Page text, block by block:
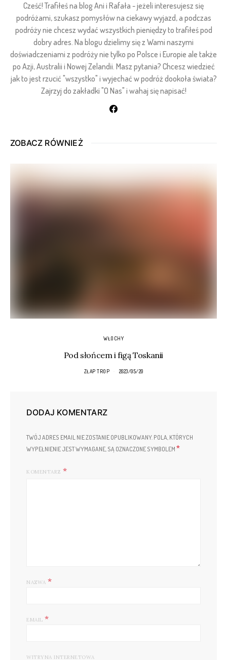
Cześć! Trafiłeś na blog Ani i Rafała - jeżeli interesujesz się
podróżami, szukasz pomysłów na ciekawy wyjazd, a podczas
podróży nie chcesz wydać wszystkich pieniędzy to trafiłeś pod
dobry adres. Na blogu dzielimy się z Wami naszymi
doświadczeniami z podróży nie tylko po Polsce i Europie ale także
po Azji, Australii i Nowej Zelandii. Masz pytania? Chcesz wiedzieć
jak to jest rzucić "wszystko" i wyjechać w podróż dookoła świata?
Zajrzyj do zakładki "O Nas" i wahaj się napisać!
ZOBACZ RÓWNIEŻ
WŁOCHY
Pod słońcem i figą Toskanii
ZŁAP TROP 2023/05/20
DODAJ KOMENTARZ
TWÓJ ADRES EMAIL NIE ZOSTANIE OPUBLIKOWANY. POLA, KTÓRYCH
WYPEŁNIENIE JEST WYMAGANE, SĄ OZNACZONE SYMBOLEM *
KOMENTARZ
NAZWA *
EMAIL *
WITRYNA INTERNETOWA